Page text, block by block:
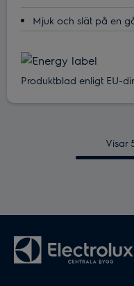
Mjuk och slät på en
Fräscha upp med
spara upp till 96 %
SensiCare System ‒
kortare tid
Produktblad enligt EU-
Visar